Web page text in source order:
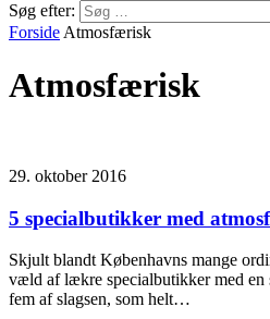
Søg efter:
Forside Atmosfærisk
Atmosfærisk
29. oktober 2016
5 specialbutikker med
Skjult blandt Københavns mange
væld af lækre specialbutikker med
fem af slagsen, som helt…